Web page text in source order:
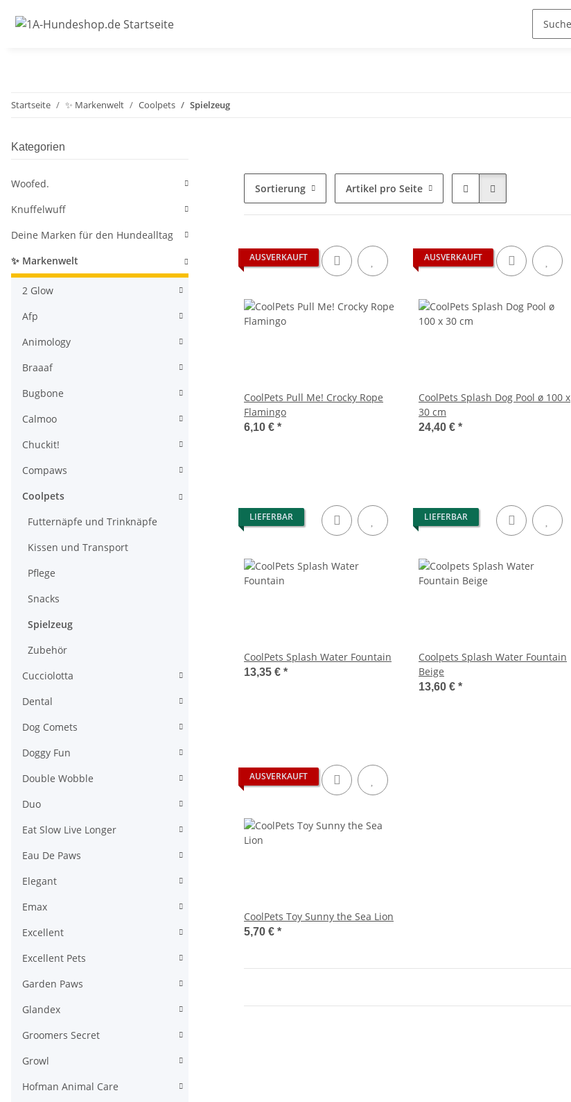
Startseite ✨ Markenwelt Coolpets Spielzeug
Sortierung Artikel pro Seite
AUSVERKAUFT
CoolPets Pull Me! Crocky Rope
Flamingo
6,10 € *
AUSVERKAUFT
CoolPets Splash Dog Pool ø 100 x
30 cm
24,40 € *
LIEFERBAR
CoolPets Splash Water Fountain
13,35 € *
LIEFERBAR
Coolpets Splash Water Fountain
Beige
13,60 € *
AUSVERKAUFT
CoolPets Toy Sunny the Sea Lion
5,70 € *
Kategorien
Woofed.
Knuffelwuff
Deine Marken für den Hundealltag
✨ Markenwelt
2 Glow
Afp
Animology
Braaaf
Bugbone
Calmoo
Chuckit!
Compaws
Coolpets
Futternäpfe und Trinknäpfe
Kissen und Transport
Pflege
Snacks
Spielzeug
Zubehör
Cucciolotta
Dental
Dog Comets
Doggy Fun
Double Wobble
Duo
Eat Slow Live Longer
Eau De Paws
Elegant
Emax
Excellent
Excellent Pets
Garden Paws
Glandex
Groomers Secret
Growl
Hofman Animal Care